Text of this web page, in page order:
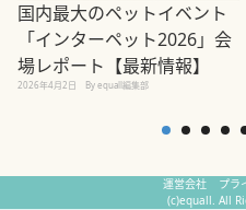
国内最大のペットイベント
「インターペット2026」会
場レポート【最新情報】
2026年4月2日 By equall編集部
運営会社
プラ
(c)equall. All